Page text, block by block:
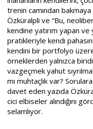
trenin camından
Özküralpli ve “Bu,
kendine yatırım yapan ve
pratikleriyle kendi
kendini bir portfolyo
örneklerden yalnızca
vazgeçmek yahut
mı muhtaçlık var?
davet eden yazıda
cici elbiseler alındığını
selamlıyor.